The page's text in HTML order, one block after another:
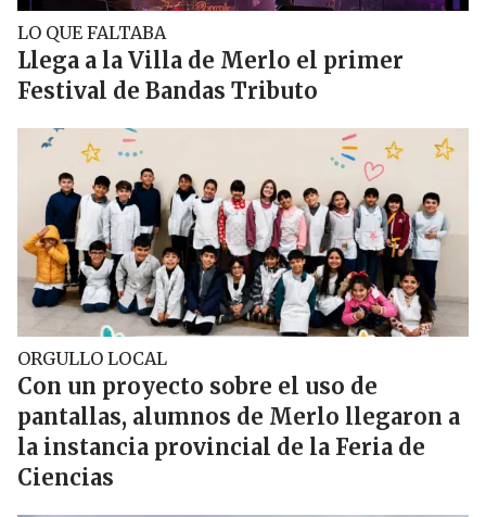
LO QUE FALTABA
Llega a la Villa de Merlo el primer
Festival de Bandas Tributo
ORGULLO LOCAL
Con un proyecto sobre el uso de
pantallas, alumnos de Merlo llegaron a
la instancia provincial de la Feria de
Ciencias